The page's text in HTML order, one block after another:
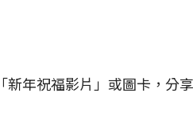
新年祝福影片」或圖卡，分